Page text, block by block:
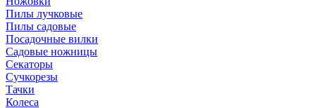
Пилы лучковые
Пилы садовые
Посадочные вилки
Садовые ножницы
Секаторы
Сучкорезы
Тачки
Колеса